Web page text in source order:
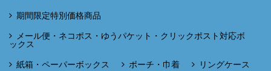
期間限定特別価格商品
メール便・ネコポス・ゆうパケット・クリックポスト対応ボ
ックス
紙箱・ペーパーボックス ポーチ・巾着 リングケース